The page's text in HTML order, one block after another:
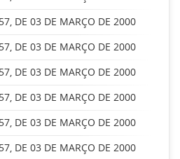
DE 03 DE MARÇO DE 2000
DE 03 DE MARÇO DE 2000
DE 03 DE MARÇO DE 2000
DE 03 DE MARÇO DE 2000
DE 03 DE MARÇO DE 2000
DE 03 DE MARÇO DE 2000